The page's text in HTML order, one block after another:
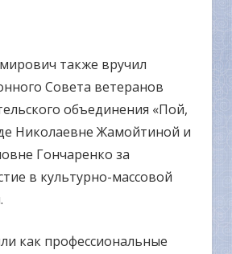
также вручил
Совета ветеранов
объединения «Пой,
Николаевне Жамойтиной и
Гончаренко за
в культурно-массовой
как профессиональные